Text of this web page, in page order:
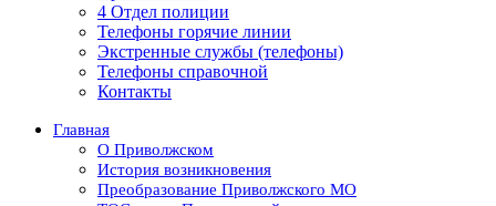
4 Отдел полиции
Телефоны горячие линии
Экстренные службы (телефоны)
Телефоны справочной
Контакты
Главная
О Приволжском
История возникновения
Преобразование Приволжского МО